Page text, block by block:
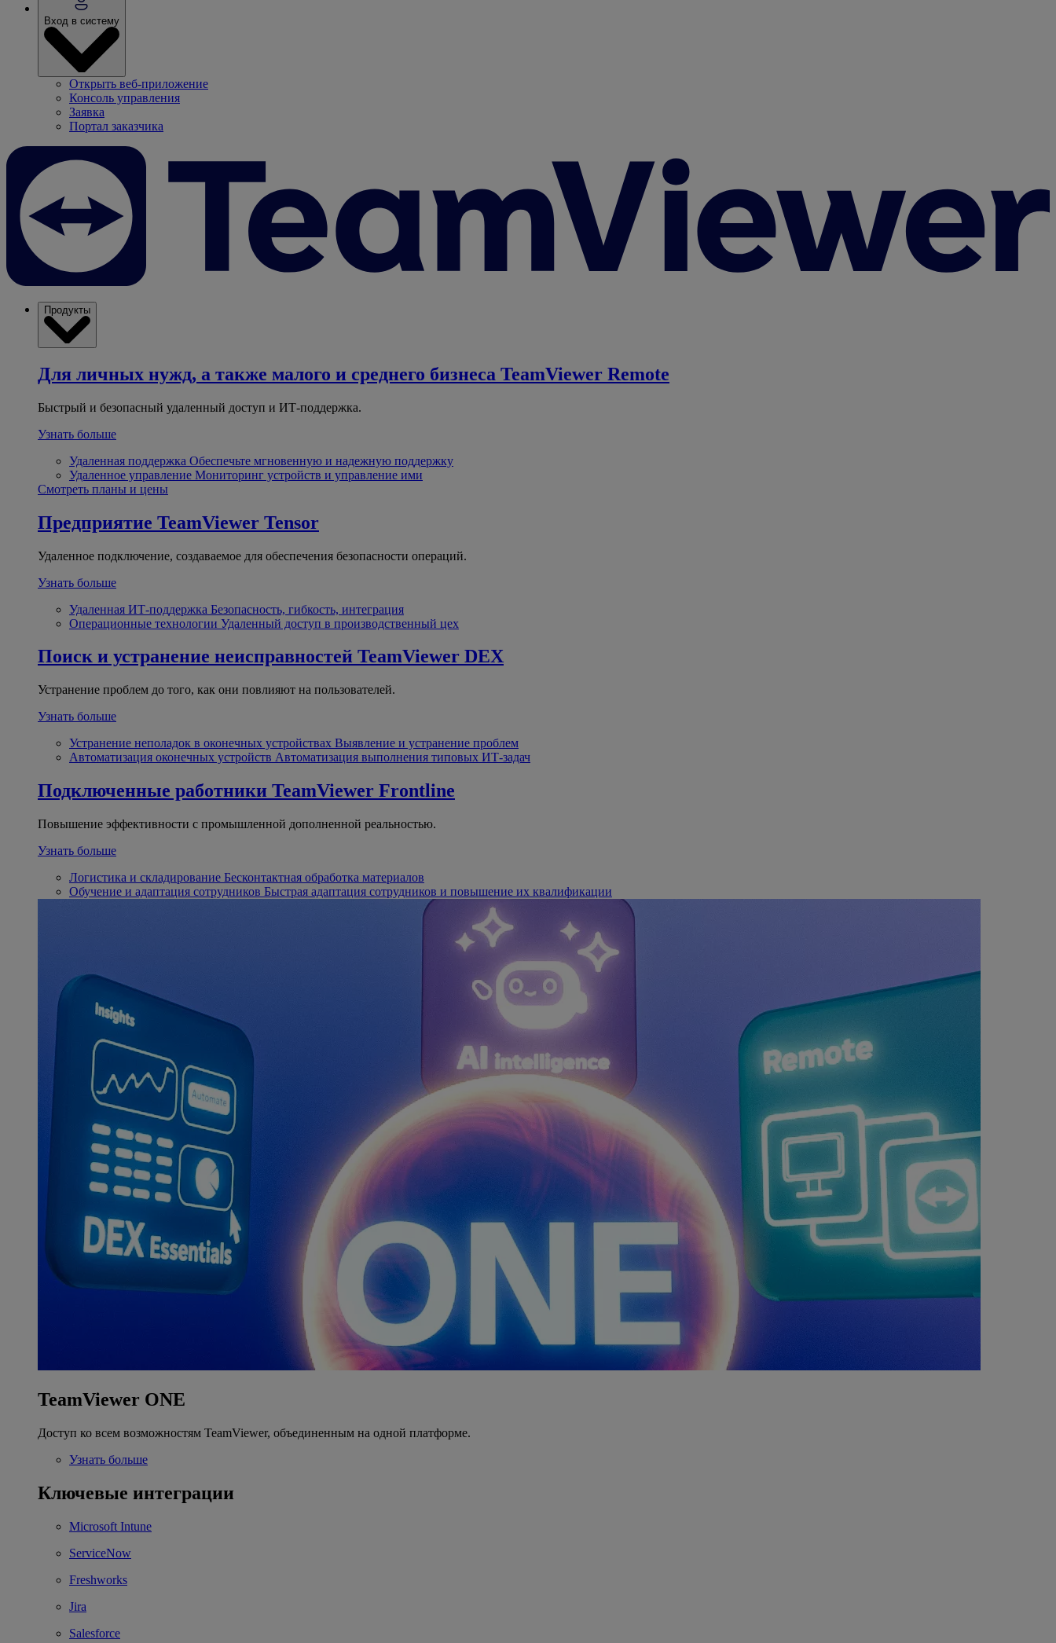
Вход в систему
Открыть веб-приложение
Консоль управления
Заявка
Портал заказчика
Продукты
Для личных нужд, а также малого и среднего бизнеса TeamViewer Remote
Быстрый и безопасный удаленный доступ и ИТ-поддержка.
Узнать больше
Удаленная поддержка Обеспечьте мгновенную и надежную поддержку
Удаленное управление Мониторинг устройств и управление ими
Смотреть планы и цены
Предприятие TeamViewer Tensor
Удаленное подключение, создаваемое для обеспечения безопасности операций.
Узнать больше
Удаленная ИТ-поддержка Безопасность, гибкость, интеграция
Операционные технологии Удаленный доступ в производственный цех
Поиск и устранение неисправностей TeamViewer DEX
Устранение проблем до того, как они повлияют на пользователей.
Узнать больше
Устранение неполадок в оконечных устройствах Выявление и устранение проблем
Автоматизация оконечных устройств Автоматизация выполнения типовых ИТ-задач
Подключенные работники TeamViewer Frontline
Повышение эффективности с промышленной дополненной реальностью.
Узнать больше
Логистика и складирование Бесконтактная обработка материалов
Обучение и адаптация сотрудников Быстрая адаптация сотрудников и повышение их квалификации
TeamViewer ONE
Доступ ко всем возможностям TeamViewer, объединенным на одной платформе.
Узнать больше
Ключевые интеграции
Microsoft Intune
ServiceNow
Freshworks
Jira
Salesforce